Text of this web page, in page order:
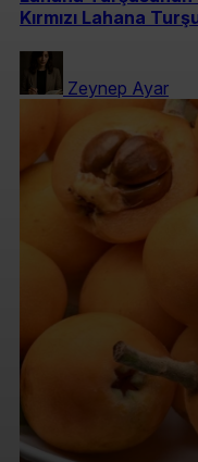
Kırmızı Lahana
Zeynep Ayar